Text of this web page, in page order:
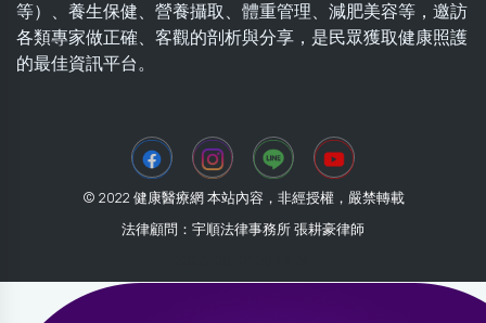
等）、養生保健、營養攝取、體重管理、減肥美容等，邀訪
各類專家做正確、客觀的剖析與分享，是民眾獲取健康照護
的最佳資訊平台。
© 2022 健康醫療網 本站內容，非經授權，嚴禁轉載
法律顧問：宇順法律事務所 張耕豪律師